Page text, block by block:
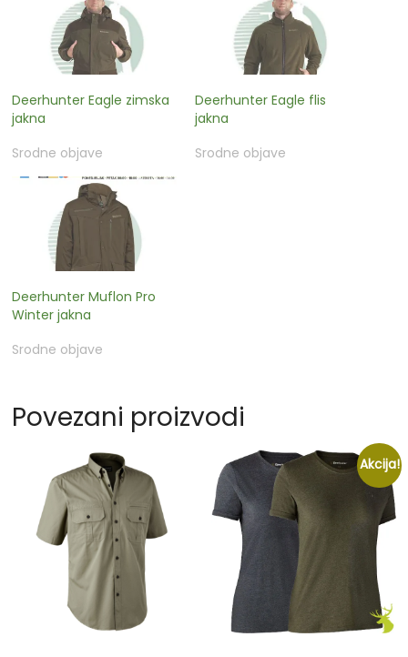
Deerhunter Eagle zimska
jakna
Srodne objave
Deerhunter Eagle flis
jakna
Srodne objave
Deerhunter Muflon Pro
Winter jakna
Srodne objave
Povezani proizvodi
Akcija!